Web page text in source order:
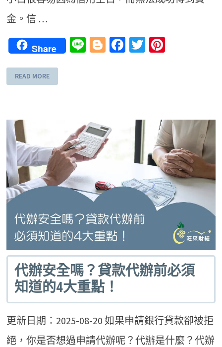
金。信 …
Share LineBlogger
Facebook
Twitter
READ MORE
代辦安全嗎？貸款代辦前必須
知道的4大重點！
更新日期：2025-08-20 如果申請銀行貸款卻被拒
絕，你是否想過申請代辦呢？代辦是什麼？代辦